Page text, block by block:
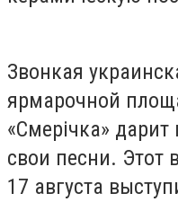
Звонкая
ярмарочной
«Смерічка»
свои песни. Этот
17 августа